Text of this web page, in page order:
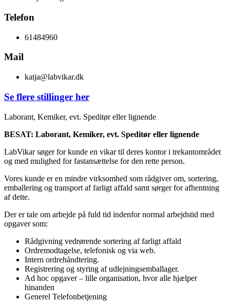
Telefon
61484960
Mail
katja@labvikar.dk
Se flere stillinger her
Laborant, Kemiker, evt. Speditør eller lignende
BESAT: Laborant, Kemiker, evt. Speditør eller lignende
LabVikar søger for kunde en vikar til deres kontor i trekantområdet
og med mulighed for fastansættelse for den rette person.
Vores kunde er en mindre virksomhed som rådgiver om, sortering,
emballering og transport af farligt affald samt sørger for afhentning
af dette.
Der er tale om arbejde på fuld tid indenfor normal arbejdstid med
opgaver som:
Rådgivning vedrørende sortering af farligt affald
Ordremodtagelse, telefonisk og via web.
Intern ordrehåndtering.
Registrering og styring af udlejningsemballager.
Ad hoc opgaver – lille organisation, hvor alle hjælper
hinanden
Generel Telefonbetjening